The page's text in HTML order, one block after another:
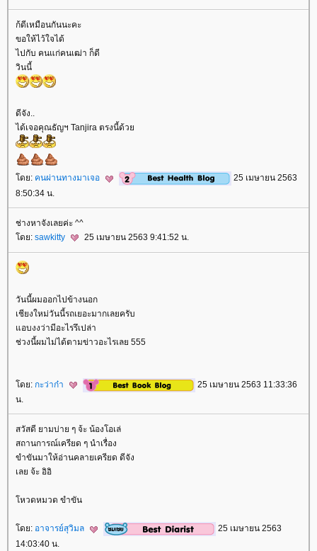
ก้ดีเหมือนกันนะคะ
ขอให้ไว้ใจได้
ไปกับ คนแก่คนเฒ่า ก็ดี
วินนี้
ดีจัง..
ได้เจอคุณธัญฯ Tanjira ตรงนี้ด้ว
ดย: คนผ่านทางมาเจอ
25 เมษายน 2563
8:50:34 น.
ช่างหาจังเลยค่ะ ^^
ดย: sawkitty 25 เมษายน 2563 9:41:52 น.
วันนี้ผมออกไปข้างนอก
เชียงใหม่วันนี้รถเยอะมากเลยครับ
อบงงว่ามีอะไรรึเปล่า
ช่วงนี้ผมไม่ได้ตามข่าวอะไรเลย 555
ดย: กะว่าก๋า
25 เมษายน 2563 11:33:36
น.
สวัสดี ยามบ่าย ๆ จ้ะ น้องโอเล่
สถานการณ์เครียด ๆ นำเรื่อง
ขำขันมาให้อ่านคลายเครียด ดีจัง
เลย จ้ะ อิอิ
หวดหมวด ขำขัน
ดย: อาจารย์สุวิมล
25 เมษายน 2563
14:03:40 น.